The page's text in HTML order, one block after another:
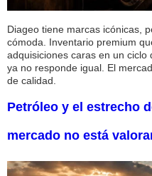
Diageo tiene marcas icónicas,
cómoda. Inventario premium
adquisiciones caras en un
ya no responde igual. El
de calidad.
Petróleo y el estrecho
mercado no está